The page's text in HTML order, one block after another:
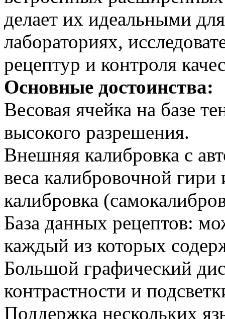
делает их идеальными
лабораториях,
рецептур и контроля
Основные достоинства:
Весовая ячейка на базе
высокого разрешения.
Внешняя калибровка с
веса калибровочной гири
калибровка
База данных рецептов:
каждый из которых
Большой графический
контрастности и
Поддержка нескольких